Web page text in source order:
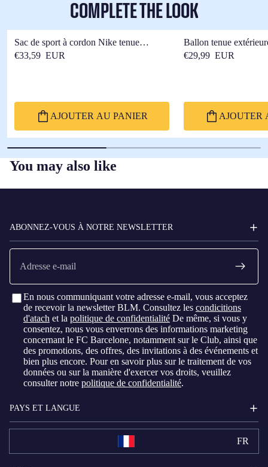
COMPLETE THE LOOK
Sac de sport à cordon Nike tenue
extérieure F.C Barcelona x Kobe Bryant
€33,59 EUR
AJOUTER AU PANIER
Ballon tenue
Barcelona x Kobe
€29,99 EUR
AJOUTER
You may also like
ABONNEZ-VOUS À NOTRE NEWSLETTER
E-
mail
En nous communiquant votre adresse e-mail, vous acceptez
de recevoir la newsletter BLM. Consultez les condicitions
d'atach et la politique de confidentialité De même, si vous y
consentez, nous vous enverrons des informations marketing
concernant le FC Barcelone, notamment sur le Club, ainsi que
des promotions, des offres, des invitations à des événements et
bien plus encore. Pour en savoir plus sur le traitement de vos
données ou sur la manière d'exercer vos droits, veuillez
consulter notre politique de confidentialité.
PAYS ET LANGUE
FR